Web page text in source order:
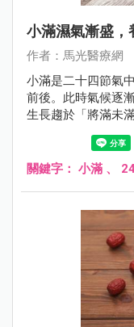
小滿濕氣漸盛，
作者：馬光醫療網
小滿是二十四節氣
前後。此時氣候逐
生長趨於「將滿未
看，小滿的氣候特
影響人體氣機運行。
關鍵字： 小滿 、